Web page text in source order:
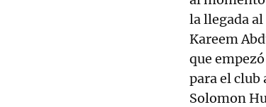
la llegada
Kareem
que
para el club
Solomon